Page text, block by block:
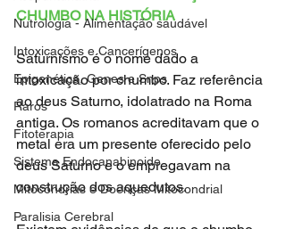
Nutrologia - Alimentação saudável
Intoxicações e Cancerígenos
Epigenética, Genes e Snps
Raros
Fitoterapia
Sistema Endocanabinoide
Mitocôndrias e Doenças Mitocondrial
Paralisia Cerebral
CHUMBO NA HISTÓRIA
Saturnismo é o nome dado a
intoxicação por chumbo. Faz referência
ao deus Saturno, idolatrado na Roma
antiga. Os romanos acreditavam que o
metal era um presente oferecido pelo
deus Saturno e o empregavam na
construção dos aquedutos.